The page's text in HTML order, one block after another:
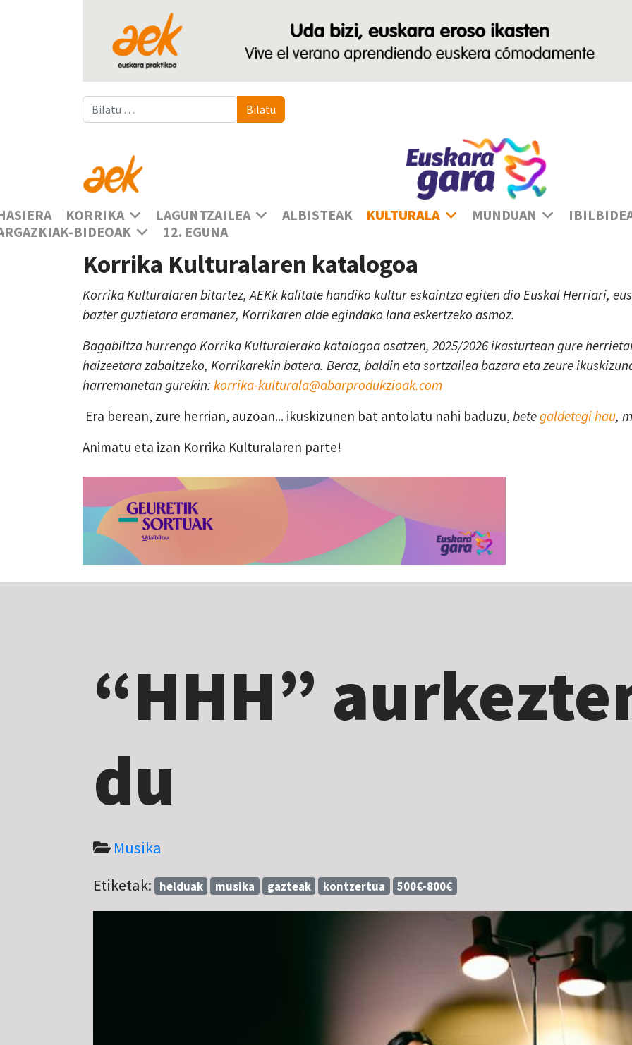
Bilatu Bilatu
KORRIKA LAGUNTZAILEA ALBISTEAK KULTURALA MUNDUAN
BIDEOAK
12. EGUNA
Korrika Kulturalaren katalogoa
Korrika Kulturalaren bitartez, AEKk kalitate handiko kultur eskaintza egiten dio Euskal Herriari,
bazter guztietara eramanez, Korrikaren alde egindako lana eskertzeko asmoz.
Bagabiltza hurrengo Korrika Kulturalerako katalogoa osatzen, 2025/2026 ikasturtean gure
haizeetara zabaltzeko, Korrikarekin batera. Beraz, baldin eta sortzailea bazara eta zeure
harremanetan gurekin: korrika-kulturala@abarprodukzioak.com
Era berean, zure herrian, auzoan... ikuskizunen bat antolatu nahi baduzu, betegaldetegi hau,
Animatu eta izan Korrika Kulturalaren parte!
“HHH”
du
Musika
Etiketak: helduak musika gazteak kontzertua 500€-800€